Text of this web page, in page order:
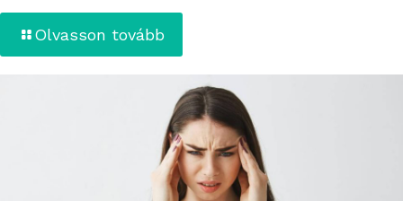
Olvasson tovább